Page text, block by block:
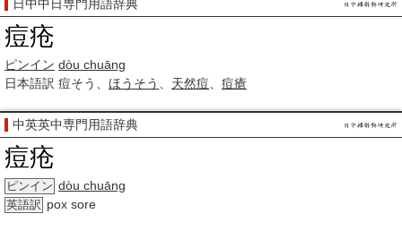
日中中日専門用語辞典
痘疮
ピンイン dòu chuāng
日本語訳 痘そう、 ほうそう 天然痘 痘瘡
中英英中専門用語辞典
痘疮
ピンイン dòu chuāng
英語訳 pox sore